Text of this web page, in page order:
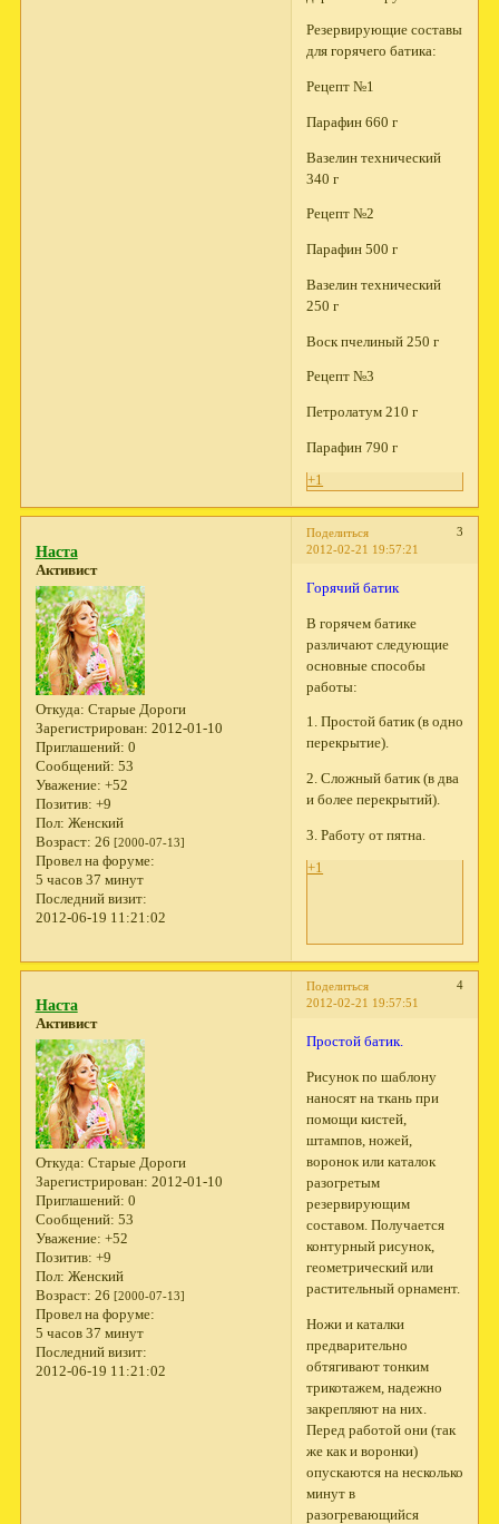
Резервирующие составы
для горячего батика:
Рецепт №1
Парафин 660 г
Вазелин технический
340 г
Рецепт №2
Парафин 500 г
Вазелин технический
250 г
Воск пчелиный 250 г
Рецепт №3
Петролатум 210 г
Парафин 790 г
+1
Поделиться
3
2012-02-21 19:57:21
Наста
Активист
Откуда: Старые Дороги
Зарегистрирован: 2012-01-10
Приглашений: 0
Сообщений: 53
Уважение: +52
Позитив: +9
Пол: Женский
Возраст: 26 [2000-07-13]
Провел на форуме:
5 часов 37 минут
Последний визит:
2012-06-19 11:21:02
Горячий батик
В горячем батике
различают следующие
основные способы
работы:
1. Простой батик (в одно
перекрытие).
2. Сложный батик (в два
и более перекрытий).
3. Работу от пятна.
+1
Поделиться
4
2012-02-21 19:57:51
Наста
Активист
Откуда: Старые Дороги
Зарегистрирован: 2012-01-10
Приглашений: 0
Сообщений: 53
Уважение: +52
Позитив: +9
Пол: Женский
Возраст: 26 [2000-07-13]
Провел на форуме:
5 часов 37 минут
Последний визит:
2012-06-19 11:21:02
Простой батик.
Рисунок по шаблону
наносят на ткань при
помощи кистей,
штампов, ножей,
воронок или каталок
разогретым
резервирующим
составом. Получается
контурный рисунок,
геометрический или
растительный орнамент.
Ножи и каталки
предварительно
обтягивают тонким
трикотажем, надежно
закрепляют на них.
Перед работой они (так
же как и воронки)
опускаются на несколько
минут в
разогревающийся